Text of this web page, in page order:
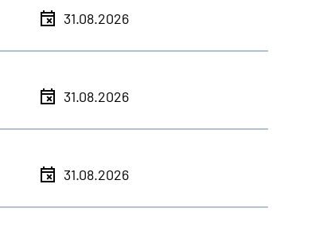
31.08.2026
31.08.2026
31.08.2026